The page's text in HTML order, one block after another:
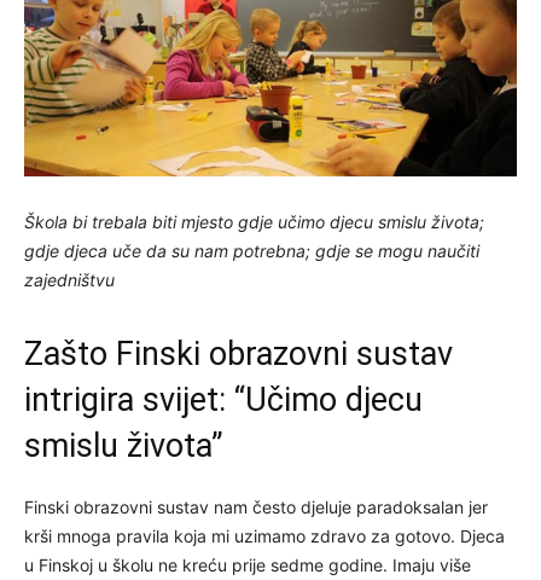
Škola bi trebala biti mjesto gdje učimo djecu smislu života;
gdje djeca uče da su nam potrebna; gdje se mogu naučiti
zajedništvu
Zašto Finski obrazovni sustav
intrigira svijet: “Učimo djecu
smislu života”
Finski obrazovni sustav nam često djeluje paradoksalan jer
krši mnoga pravila koja mi uzimamo zdravo za gotovo. Djeca
u Finskoj u školu ne kreću prije sedme godine. Imaju više